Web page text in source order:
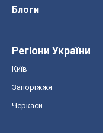
Блоги
Регіони України
Київ
Запоріжжя
Черкаси